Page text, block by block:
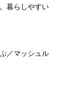
暮らしやすい
／マッシュル